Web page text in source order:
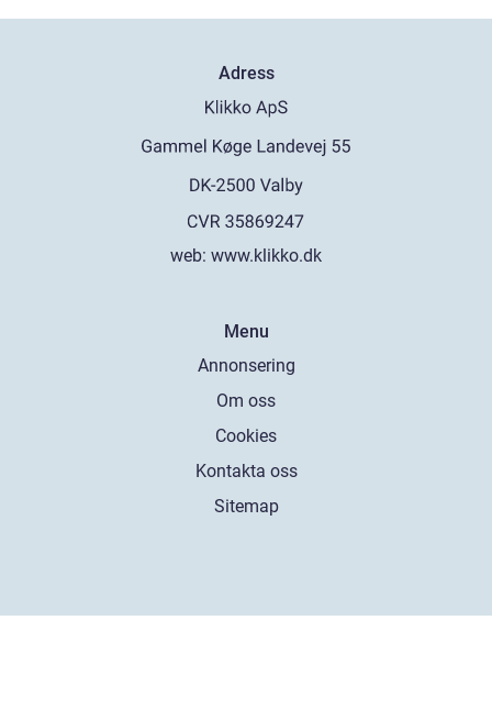
Adress
web: www.klikko.dk
Menu
Annonsering
Om oss
Cookies
Kontakta oss
Sitemap